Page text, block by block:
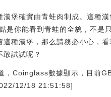
堡確實由青蛙肉制成。這種
是你能看到青蛙的全貌，不是
種漢堡，那么請務必小心，
試試呢？
，Coinglass數據顯示，目前
12/18 21:51:58]